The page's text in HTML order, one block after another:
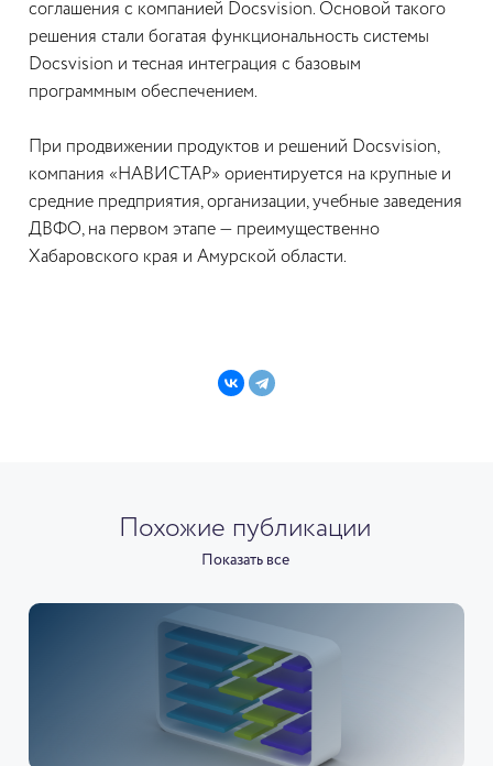
соглашения с компанией Docsvision. Основой такого
решения стали богатая функциональность системы
Docsvision и тесная интеграция с базовым
программным обеспечением.
При продвижении продуктов и решений Docsvision,
компания «НАВИСТАР» ориентируется на крупные и
средние предприятия, организации, учебные заведения
ДВФО, на первом этапе — преимущественно
Хабаровского края и Амурской области.
Похожие публикации
Показать все